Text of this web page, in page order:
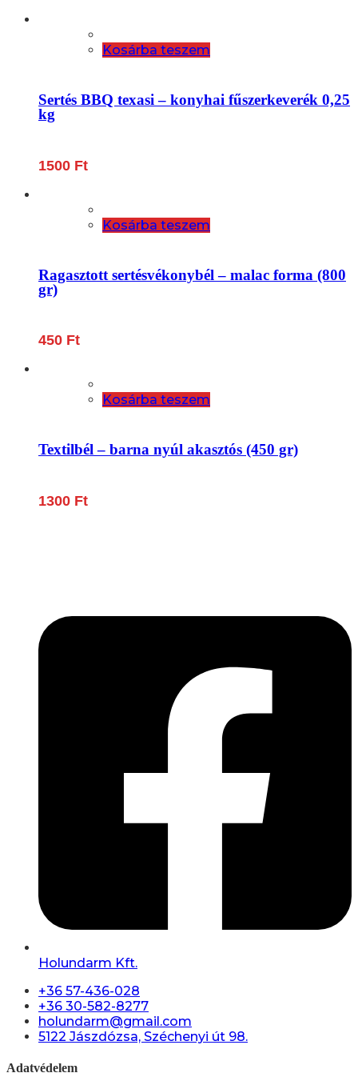
Kosárba teszem
Sertés BBQ texasi – konyhai fűszerkeverék 0,25
kg
1500 Ft
Kosárba teszem
Ragasztott sertésvékonybél – malac forma (800
gr)
450 Ft
Kosárba teszem
Textilbél – barna nyúl akasztós (450 gr)
1300 Ft
Holundarm Kft.
+36 57-436-028
+36 30-582-8277
holundarm@gmail.com
5122 Jászdózsa, Széchenyi út 98.
Adatvédelem